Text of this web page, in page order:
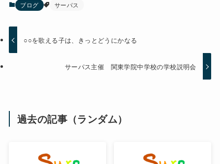
ブログ サーパス
○○を歌える子は、きっとどうにかなる
サーパス主催 関東学院中学校の学校説明会
過去の記事（ランダム）